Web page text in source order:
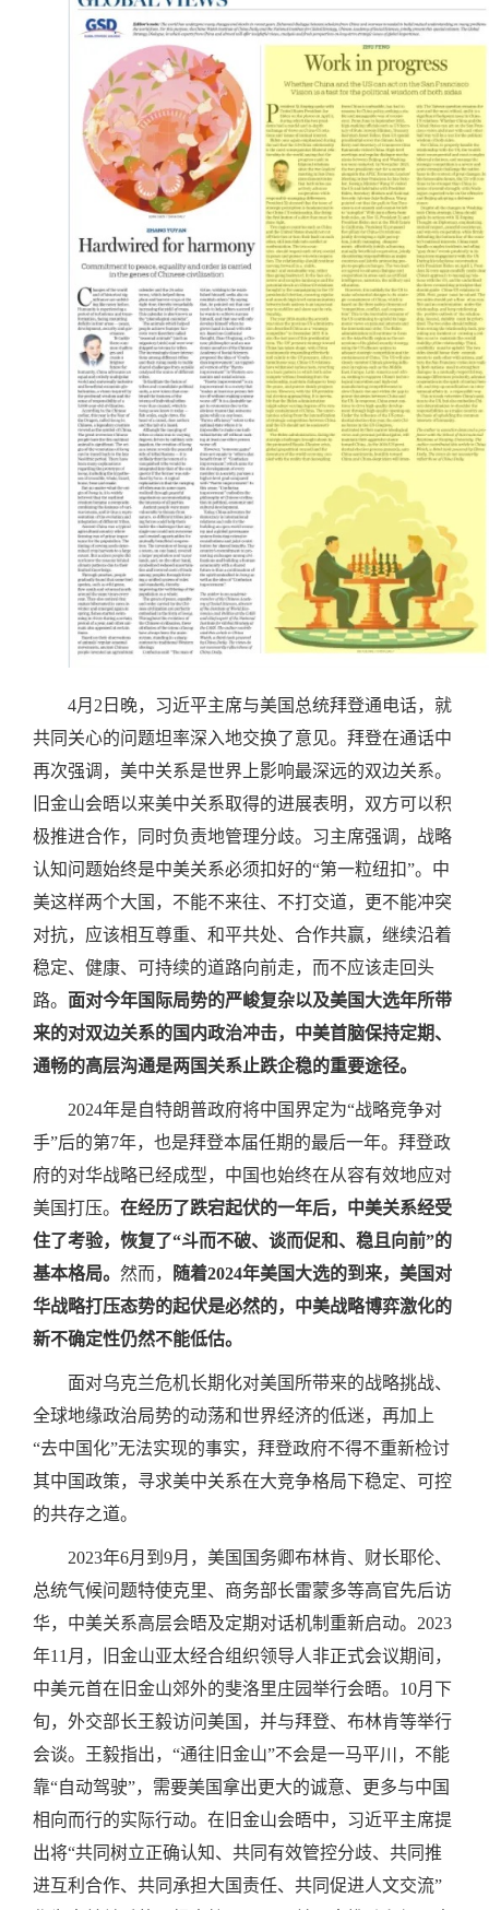
4月2日晚，习近平主席与美国总统拜登通电话，就
共同关心的问题坦率深入地交换了意见。拜登在通话中
再次强调，美中关系是世界上影响最深远的双边关系。
旧金山会晤以来美中关系取得的进展表明，双方可以积
极推进合作，同时负责地管理分歧。习主席强调，战略
认知问题始终是中美关系必须扣好的“第一粒纽扣”。中
美这样两个大国，不能不来往、不打交道，更不能冲突
对抗，应该相互尊重、和平共处、合作共赢，继续沿着
稳定、健康、可持续的道路向前走，而不应该走回头
路。 面对今年国际局势的严峻复杂以及美国大选年所带
来的对双边关系的国内政治冲击，中美首脑保持定期、
通畅的高层沟通是两国关系止跌企稳的重要途径。
2024年是自特朗普政府将中国界定为“战略竞争对
手”后的第7年，也是拜登本届任期的最后一年。拜登政
府的对华战略已经成型，中国也始终在从容有效地应对
美国打压。 在经历了跌宕起伏的一年后，中美关系经受
住了考验，恢复了“斗而不破、谈而促和、稳且向前”的
基本格局。 然而，
随着2024年美国大选的到来，美国对
华战略打压态势的起伏是必然的，中美战略博弈激化的
新不确定性仍然不能低估。
面对乌克兰危机长期化对美国所带来的战略挑战、
全球地缘政治局势的动荡和世界经济的低迷，再加上
“去中国化”无法实现的事实，拜登政府不得不重新检讨
其中国政策，寻求美中关系在大竞争格局下稳定、可控
的共存之道。
2023年6月到9月，美国国务卿布林肯、财长耶伦、
总统气候问题特使克里、商务部长雷蒙多等高官先后访
华，中美关系高层会晤及定期对话机制重新启动。2023
年11月，旧金山亚太经合组织领导人非正式会议期间，
中美元首在旧金山郊外的斐洛里庄园举行会晤。10月下
旬，外交部长王毅访问美国，并与拜登、布林肯等举行
会谈。王毅指出，“通往旧金山”不会是一马平川，不能
靠“自动驾驶”，需要美国拿出更大的诚意、更多与中国
相向而行的实际行动。在旧金山会晤中，习近平主席提
出将“共同树立正确认知、共同有效管控分歧、共同推
进互利合作、共同承担大国责任、共同促进人文交流”